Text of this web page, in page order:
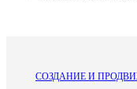
СОЗДАНИЕ И